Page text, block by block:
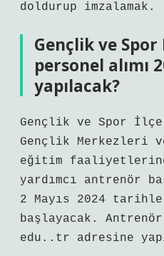
doldurup imzalamak.
Gençlik ve Spor
personel alımı
yapılacak?
Gençlik ve Spor
Gençlik Merkezleri
eğitim
yardımcı antrenör
2 Mayıs 2024
başlayacak.
edu..tr adresine